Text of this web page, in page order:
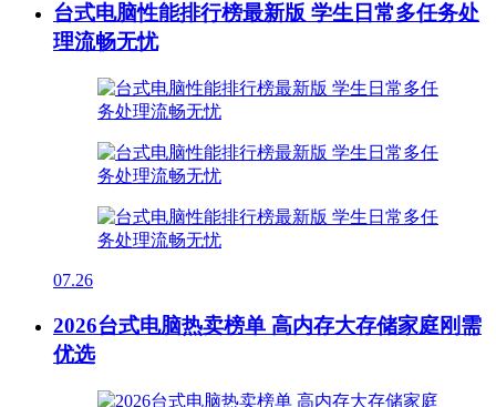
台式电脑性能排行榜最新版 学生日常多任务处
理流畅无忧
07.26
2026台式电脑热卖榜单 高内存大存储家庭刚需
优选